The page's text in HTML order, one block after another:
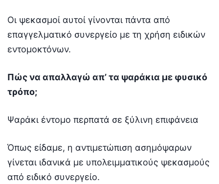
Οι ψεκασμοί αυτοί γίνονται πάντα από
επαγγελματικό συνεργείο με τη χρήση ειδικών
εντομοκτόνων.
Πώς να απαλλαγώ απ’ τα ψαράκια με φυσικό
τρόπο;
Ψαράκι έντομο περπατά σε ξύλινη επιφάνεια
Όπως είδαμε, η αντιμετώπιση ασημόψαρων
γίνεται ιδανικά με υπολειμματικούς ψεκασμούς
από ειδικό συνεργείο.